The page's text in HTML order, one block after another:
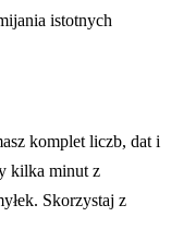
istotnych
komplet liczb, dat i
kilka minut z
Skorzystaj z